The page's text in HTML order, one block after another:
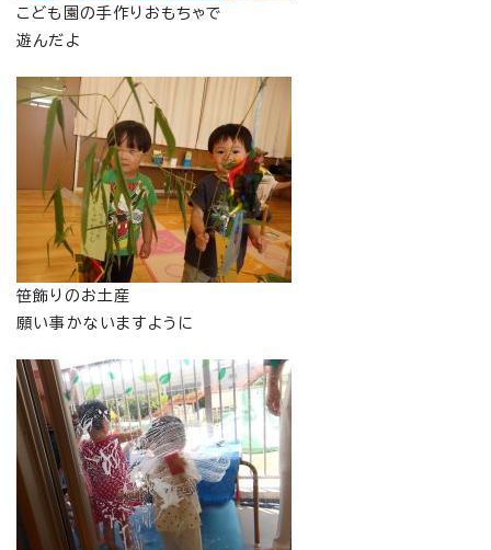
こども園の手作りおもちゃで
遊んだよ
笹飾りのお土産
願い事かないますように